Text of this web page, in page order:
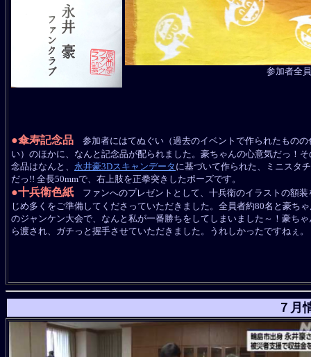
参加者全
●傘寿記念品 参加者にはてぬぐい（過去のイベントで作られたものの
い）のほかに、なんと記念品が配られました。豪ちゃんの心意気だっ！そ
念品はなんと、 永井豪3Dスキャンデータ に基づいて作られた、ミニスタ
だっ!! 全長50mmで、右上肢を正拳突きしたポーズです。
●十兵衛色紙 ファンへのプレゼントとして、十兵衛のイラストの額装
じめ多くをご準備してくださっていただきました。全員者約80名と豪ち
のジャンケン大会で、なんと私が一番勝ちをしてしまいました～！豪ちゃ
ら渡され、ガチっと握手させていただきました。うれしかったですねぇ。
７月